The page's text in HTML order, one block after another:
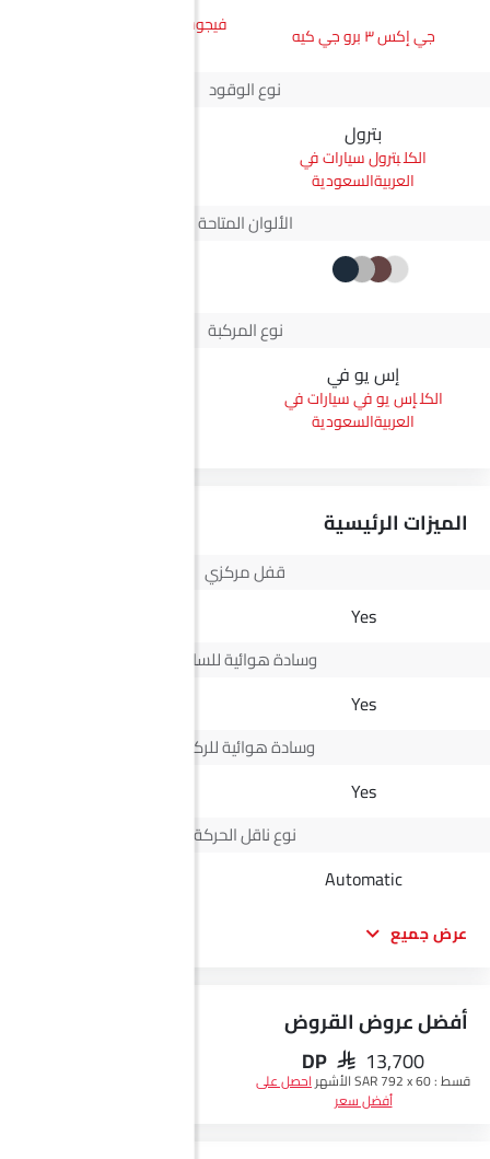
جي إكس ٣ برو جي كيه
فيجوس جي إل ناقل أوتوماتيكي
نوع الوقود
بترول
بترول سيارات في
العربيةالسعودية
الألوان المتاحة
نوع المركبة
إس يو في
إس يو في سيارات في
العربيةالسعودية
الميزات الرئيسية
قفل مركزي
Yes
وسادة هوائية للسائق
Yes
وسادة هوائية للركاب
Yes
نوع ناقل الحركة
Automatic
عرض جميع
أفضل عروض القروض
DP SAR 13,700
قسط :SAR 792 x 60 الأشهر احصل على
أفضل سعر